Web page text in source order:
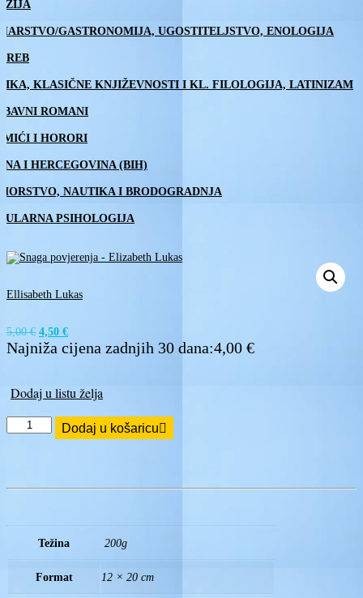
GASTRONOMIJA, UGOSTITELJSTVO, ENOLOGIJA
KLASIČNE KNJIŽEVNOSTI I KL. FILOLOGIJA, LATINIZAM
ROMANI
I HORORI
I HERCEGOVINA (BIH)
NAUTIKA I BRODOGRADNJA
PSIHOLOGIJA
Ellisabeth Lukas
5,00€ Izvorna
cijena
bila
4,50 €Trenutna
cijena
je:
Najniža cijena zadnjih 30 dana:4,00 €
Dodaj u listu želja
Snaga
povjerenja
pesimizma
Dodaj u košaricu
Težina 200g
Format 12 × 20 cm